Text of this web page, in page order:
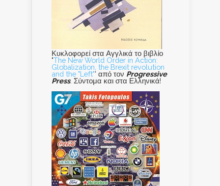
Κυκλοφορεί στα Αγγλικά το βιβλίο
"The New World Order in Action:
Globalization, the Brexit revolution
and the "Left"' από τον Progressive
Press. Σύντομα και στα Ελληνικά!